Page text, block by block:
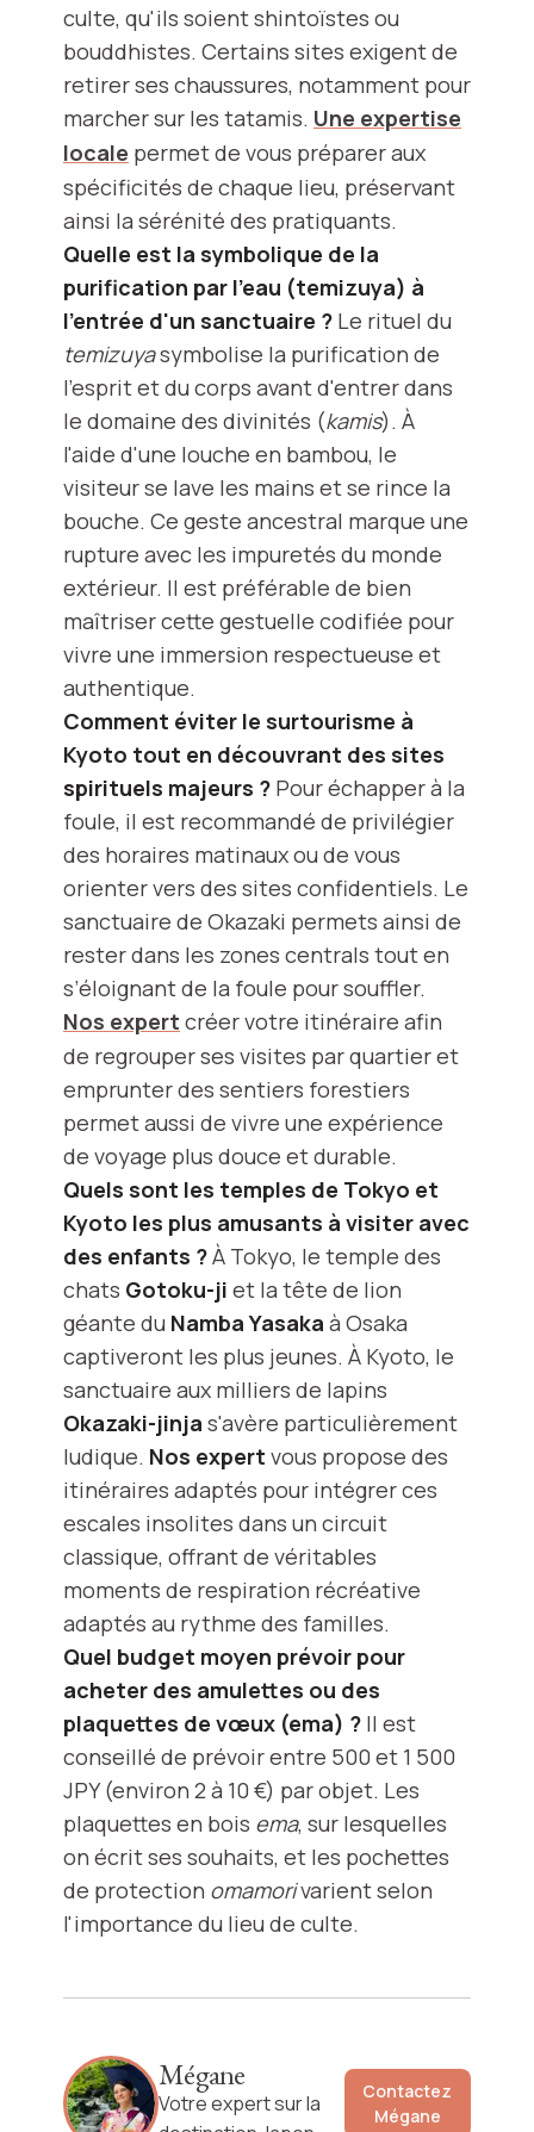
culte, qu'ils soient shintoïstes ou
bouddhistes. Certains sites exigent de
retirer ses chaussures, notamment pour
marcher sur les tatamis. Une expertise
locale permet de vous préparer aux
spécificités de chaque lieu, préservant
ainsi la sérénité des pratiquants.
Quelle est la symbolique de la
purification par l'eau (temizuya) à
l'entrée d'un sanctuaire ? Le rituel du
temizuyasymbolise la purification de
l'esprit et du corps avant d'entrer dans
le domaine des divinités (kamis). À
l'aide d'une louche en bambou, le
visiteur se lave les mains et se rince la
bouche. Ce geste ancestral marque une
rupture avec les impuretés du monde
extérieur. Il est préférable de bien
maîtriser cette gestuelle codifiée pour
vivre une immersion respectueuse et
authentique.
Comment éviter le surtourisme à
Kyoto tout en découvrant des sites
spirituels majeurs ? Pour échapper à la
foule, il est recommandé de privilégier
des horaires matinaux ou de vous
orienter vers des sites confidentiels. Le
sanctuaire de Okazaki permets ainsi de
rester dans les zones centrals tout en
s’éloignant de la foule pour souffler.
Nos expert créer votre itinéraire afin
de regrouper ses visites par quartier et
emprunter des sentiers forestiers
permet aussi de vivre une expérience
de voyage plus douce et durable.
Quels sont les temples de Tokyo et
Kyoto les plus amusants à visiter avec
des enfants ?À Tokyo, le temple des
chats Gotoku-ji et la tête de lion
géante du Namba Yasaka à Osaka
captiveront les plus jeunes. À Kyoto, le
sanctuaire aux milliers de lapins
Okazaki-jinja s'avère particulièrement
ludique. Nos expert vous propose des
itinéraires adaptés pour intégrer ces
escales insolites dans un circuit
classique, offrant de véritables
moments de respiration récréative
adaptés au rythme des familles.
Quel budget moyen prévoir pour
acheter des amulettes ou des
plaquettes de vœux (ema) ? Il est
conseillé de prévoir entre 500 et 1 500
JPY (environ 2 à 10 €) par objet. Les
plaquettes en bois ema, sur lesquelles
on écrit ses souhaits, et les pochettes
de protection omamorivarient selon
l'importance du lieu de culte.
Mégane
Votre expert sur la
Contactez
Mégane